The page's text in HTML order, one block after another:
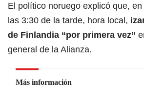
El político noruego explicó que,
las 3:30 de la tarde, hora local,
de Finlandia “por primera vez”
general de la Alianza.
Más información